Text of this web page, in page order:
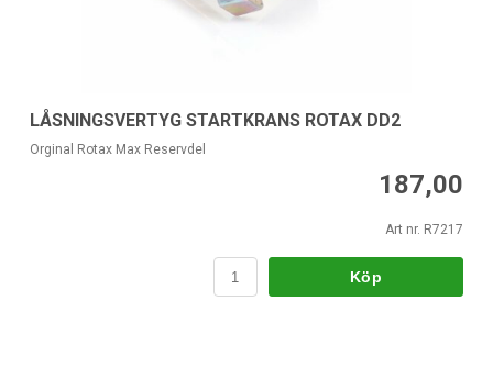
LÅSNINGSVERTYG STARTKRANS ROTAX DD2
Orginal Rotax Max Reservdel
187,00
Art nr. R7217
Köp